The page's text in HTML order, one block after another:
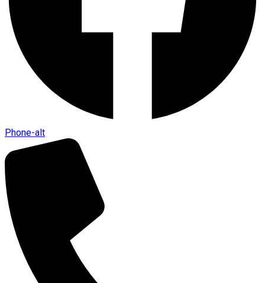
Phone-alt